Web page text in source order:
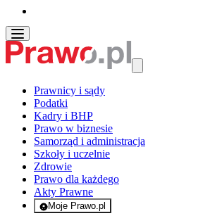
Prawnicy i sądy
Podatki
Kadry i BHP
Prawo w biznesie
Samorząd i administracja
Szkoły i uczelnie
Zdrowie
Prawo dla każdego
Akty Prawne
Moje Prawo.pl
- rejestracja i logowanie do serwisu